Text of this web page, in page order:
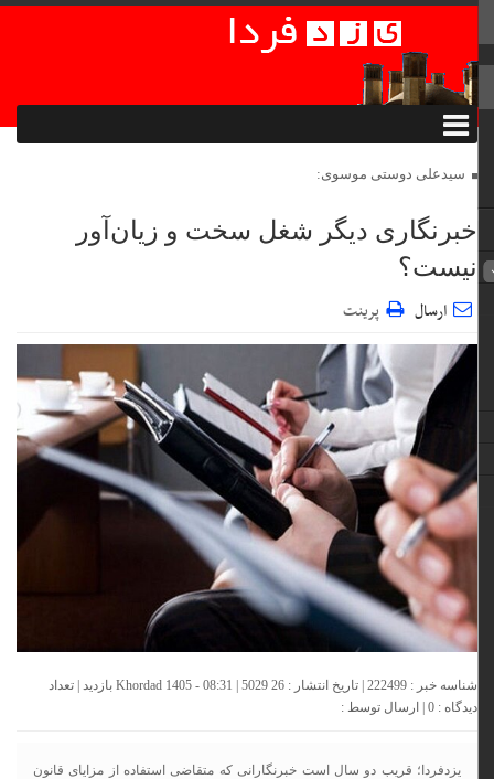
سیدعلی دوستی موسوی:
خبرنگاری دیگر شغل سخت و زیان‌آور
نیست؟
ارسال پرینت
شناسه خبر : 222499 | تاریخ انتشار : 26 Khordad 1405 - 08:31 | 5029 بازدید | تعداد
دیدگاه :0 | ارسال توسط :
یزدفردا؛ قریب دو سال است خبرنگارانی که متقاضی استفاده از مزایای قانون